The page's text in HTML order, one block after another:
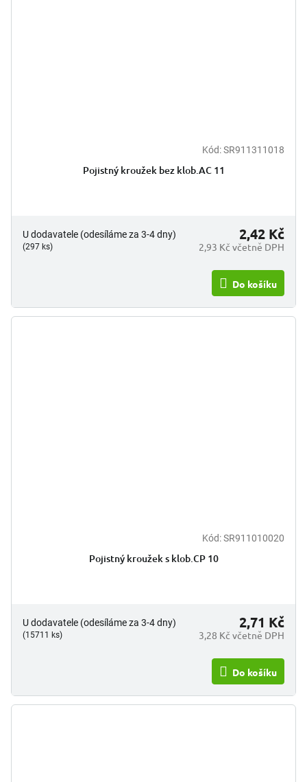
Kód:SR911311018
Pojistný kroužek bez klob.AC 11
U dodavatele (odesíláme za 3-4 dny)
(297 ks) 2,93 Kč včetně DPH
2,42 Kč
Do košíku
Kód:SR911010020
Pojistný kroužek s klob.CP 10
U dodavatele (odesíláme za 3-4 dny)
(15711 ks) 3,28 Kč včetně DPH
2,71 Kč
Do košíku